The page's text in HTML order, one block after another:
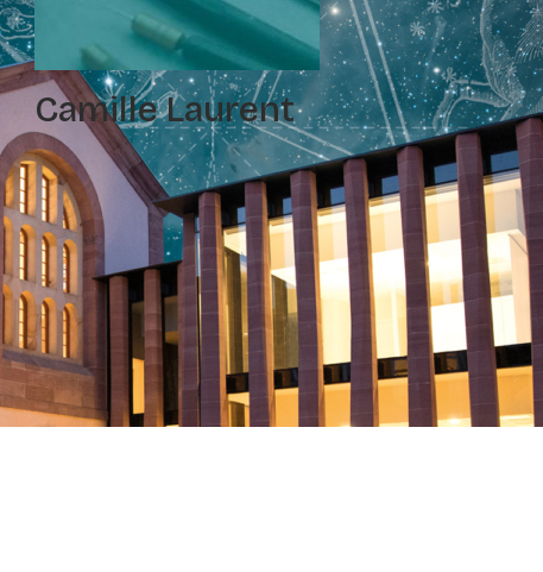
Camille Laurent